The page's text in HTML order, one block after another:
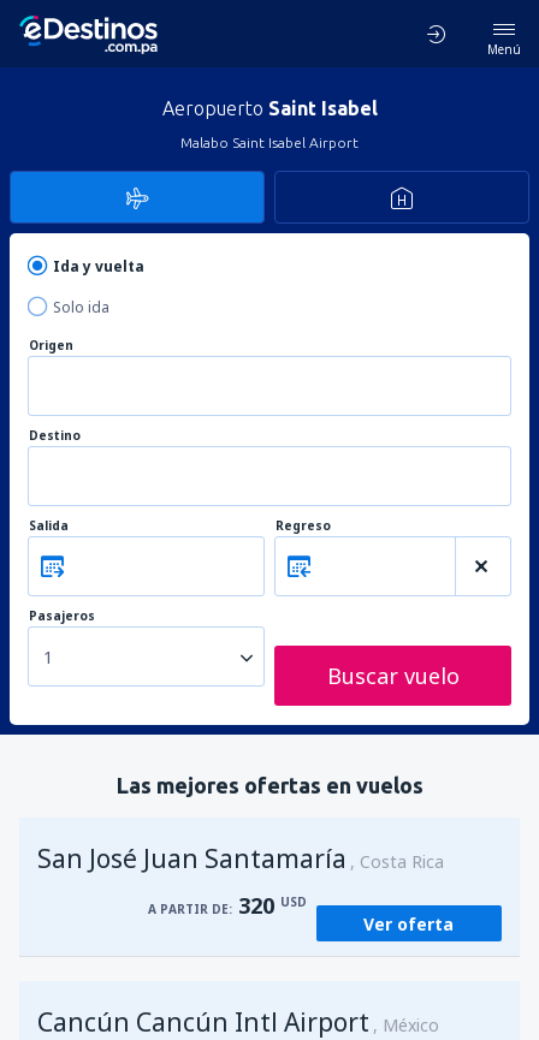
Menú
Aeropuerto Saint Isabel
Malabo Saint Isabel Airport
Ida y vuelta
Solo ida
Origen
Destino
Salida Regreso
Pasajeros
1
Buscar vuelo
Las mejores ofertas en vuelos
San José Juan Santamaría Costa Rica
A PARTIR DE: 320 USD
Ver oferta
Cancún Cancún Intl Airport México